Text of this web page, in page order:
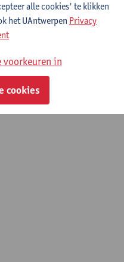
alle cookies' te klikken
het UAntwerpen Privacy
in
cookies